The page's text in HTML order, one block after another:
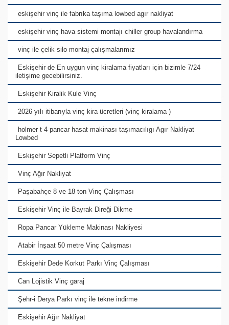
eskişehir vinç ile fabrıka taşıma lowbed agır nakliyat
eskişehir vinç hava sistemi montajı chiller group havalandırma
vinç ile çelik silo montaj çalışmalarımız
Eskişehir de En uygun vinç kiralama fiyatları için bizimle 7/24
iletişime gecebilirsiniz.
Eskişehir Kiralik Kule Vinç
2026 yılı itibarıyla vinç kira ücretleri (vinç kiralama )
holmer t 4 pancar hasat makinası taşımacılıgı Agır Nakliyat
Lowbed
Eskişehir Sepetli Platform Vinç
Vinç Ağır Nakliyat
Paşabahçe 8 ve 18 ton Vinç Çalışması
Eskişehir Vinç ile Bayrak Direği Dikme
Ropa Pancar Yükleme Makinası Nakliyesi
Atabir İnşaat 50 metre Vinç Çalışması
Eskişehir Dede Korkut Parkı Vinç Çalışması
Can Lojistik Vinç garaj
Şehr-i Derya Parkı vinç ile tekne indirme
Eskişehir Ağır Nakliyat